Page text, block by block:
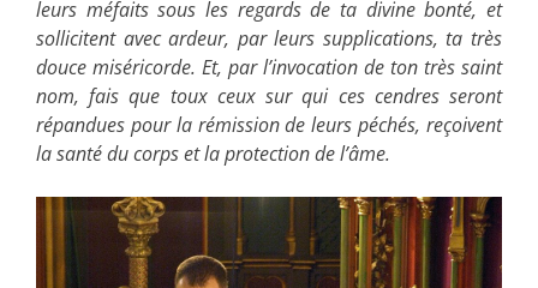
leurs méfaits sous les regards de ta divine bonté, et
sollicitent avec ardeur, par leurs supplications, ta très
douce miséricorde. Et, par l’invocation de ton très saint
nom, fais que toux ceux sur qui ces cendres seront
répandues pour la rémission de leurs péchés, reçoivent
la santé du corps et la protection de l’âme.